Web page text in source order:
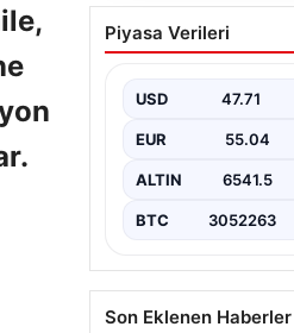
Dumanlar ilçeyi
Bursa’da
Piyasa Verileri
USD 47.71
EUR 55.04
ALTIN 6541.5
BTC 3052263
Son Eklenen Haberler